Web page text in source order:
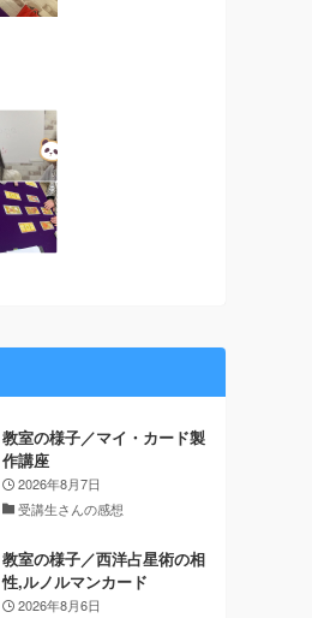
教室の様子／マイ・カード製
作講座
2026年8月7日
受講生さんの感想
教室の様子／西洋占星術の相
性,ルノルマンカード
2026年8月6日